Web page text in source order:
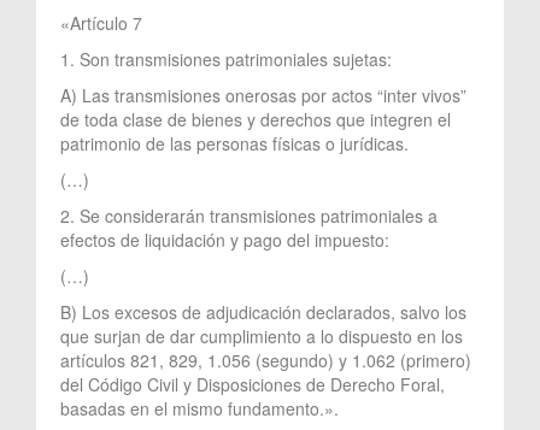
«Artículo 7
1. Son transmisiones patrimoniales sujetas:
A) Las transmisiones onerosas por actos “inter vivos”
de toda clase de bienes y derechos que integren el
patrimonio de las personas físicas o jurídicas.
(…)
2. Se considerarán transmisiones patrimoniales a
efectos de liquidación y pago del impuesto:
(…)
B) Los excesos de adjudicación declarados, salvo los
que surjan de dar cumplimiento a lo dispuesto en los
artículos 821, 829, 1.056 (segundo) y 1.062 (primero)
del Código Civil y Disposiciones de Derecho Foral,
basadas en el mismo fundamento.».